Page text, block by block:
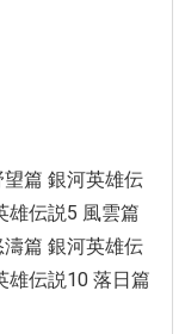
篇 銀河英雄伝
雄伝説5 風雲篇
篇 銀河英雄伝
雄伝説10 落日篇